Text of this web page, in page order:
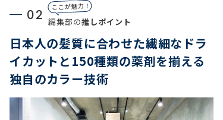
02
ここが魅力！
編集部の推しポイント
日本人の髪質に合わせた繊細なドラ
イカットと150種類の薬剤を揃える
独自のカラー技術